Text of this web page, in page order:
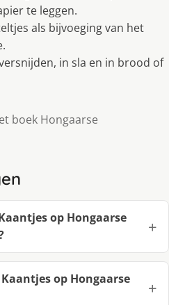
te leggen.
als bijvoeging van het
in sla en in brood of
boek Hongaarse
op Hongaarse
op Hongaarse